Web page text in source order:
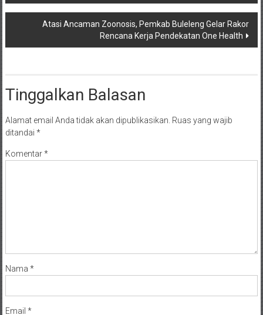
pos
Atasi Ancaman Zoonosis, Pemkab Buleleng Gelar Rakor
Rencana Kerja Pendekatan One Health
Tinggalkan Balasan
Alamat email Anda tidak akan dipublikasikan. Ruas yang wajib
ditandai *
Komentar*
Nama *
Email *